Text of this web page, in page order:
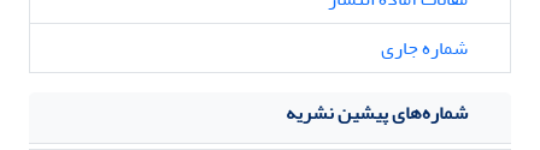
شماره جاری
شماره‌های پیشین نشریه